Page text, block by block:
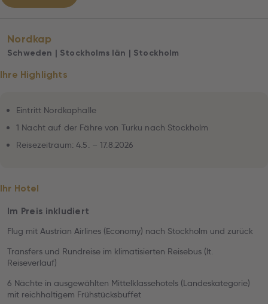
Nordkap
Schweden | Stockholms Iän | Stockholm
Ihre Highlights
Eintritt Nordkaphalle
1 Nacht auf der Fähre von Turku nach Stockholm
Reisezeitraum: 4.5. – 17.8.2026
Ihr Hotel
Im Preis inkludiert
Flug mit Austrian Airlines (Economy) nach Stockholm und zurück
Transfers und Rundreise im klimatisierten Reisebus (lt.
Reiseverlauf)
6 Nächte in ausgewählten Mittelklassehotels (Landeskategorie)
mit reichhaltigem Frühstücksbuffet